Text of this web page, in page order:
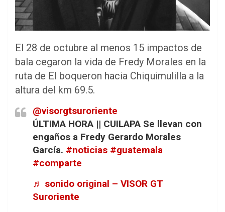
El 28 de octubre al menos 15 impactos de
bala cegaron la vida de Fredy Morales en la
ruta de El boqueron hacia Chiquimulilla a la
altura del km 69.5.
@visorgtsuroriente
ÚLTIMA HORA || CUILAPA Se llevan con
engaños a Fredy Gerardo Morales
García. #noticias #guatemala
#comparte
♬ sonido original – VISOR GT
Suroriente